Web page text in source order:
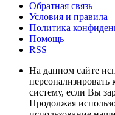
Обратная связь
Условия и правила
Политика
Помощь
RSS
На данном сайте
персонализировать
систему, если Вы
Продолжая